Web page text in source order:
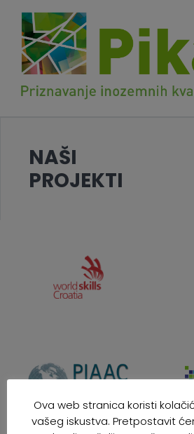
NAŠI
PROJEKTI
Ova web stranica koristi
vašeg iskustva. Pretpostavit